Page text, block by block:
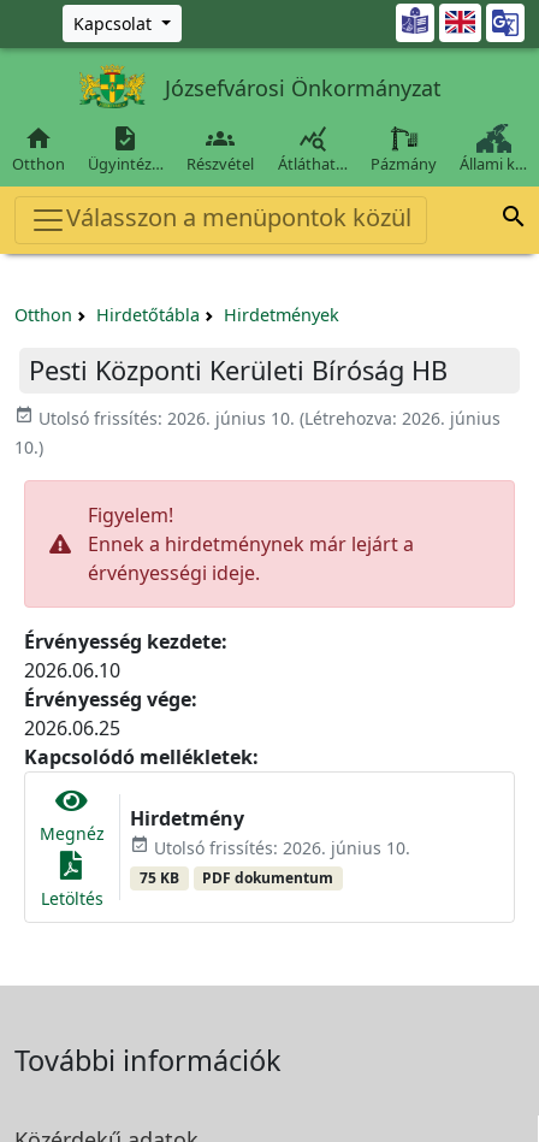
Ugrás a fő tartalomra
Kapcsolat 
Józsefvárosi Önkormányzat

Otthon

Ügyintéz…

Részvétel

Átláthat… Pázmány Állami k…
Válasszon a menüpontok közül 
Otthon Hirdetőtábla Hirdetmények
Pesti Központi Kerületi Bíróság HB
event_available Utolsó frissítés: 2026. június 10. (Létrehozva: 2026. június
10.)
Figyelem!
Ennek a hirdetménynek már lejárt a
érvényességi ideje.
Érvényesség kezdete:
2026.06.10
Érvényesség vége:
2026.06.25
Kapcsolódó mellékletek:
Megnéz
Letöltés
Hirdetmény
event_available Utolsó frissítés: 2026. június 10.
75 KB PDF dokumentum
További információk